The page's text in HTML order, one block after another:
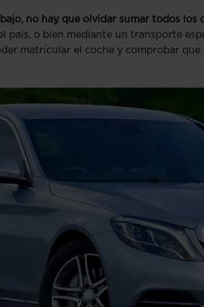
no hay que olvidar sumar todos los
país, o bien mediante un transporte
matricular el coche y comprobar